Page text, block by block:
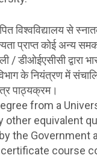
विश्वविद्यालय से
प्राप्त कोई अन्य
/ डीओईएसीसी द्वारा
के नियंत्रण में
पाठ्यक्रम।
from a
other equivalent
the Government
course